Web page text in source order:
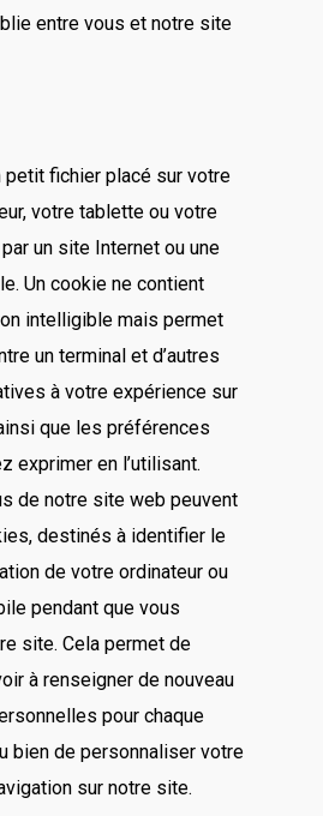
entre vous et notre site
petit fichier placé sur votre
votre tablette ou votre
un site Internet ou une
Un cookie ne contient
intelligible mais permet
un terminal et d’autres
à votre expérience sur
que les préférences
exprimer en l’utilisant.
de notre site web peuvent
destinés à identifier le
de votre ordinateur ou
pendant que vous
site. Cela permet de
à renseigner de nouveau
pour chaque
bien de personnaliser votre
sur notre site.